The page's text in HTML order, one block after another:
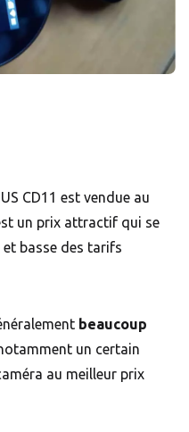
CD11 est vendue au
un prix attractif qui se
basse des tarifs
beaucoup
un certain
au meilleur prix